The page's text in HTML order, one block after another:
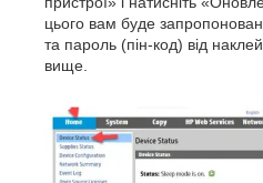
цього вам буде
та пароль (пін-код) від
вище.